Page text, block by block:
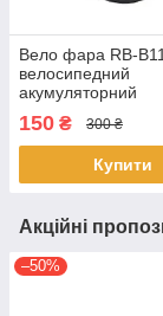
Вело фара RB-
велосипедний
акумуляторний
водонепроникний
кріпленням micro-
XPE
150 ₴ 300 ₴
Купити
Акційні
–50%